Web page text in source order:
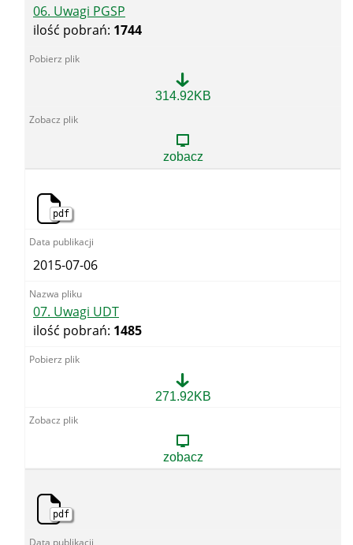
06. Uwagi PGSP
ilość pobrań: 1744
PGSP
314.92KB
zobacz
pdf
2015-07-06
07. Uwagi UDT
ilość pobrań: 1485
UDT
271.92KB
zobacz
pdf